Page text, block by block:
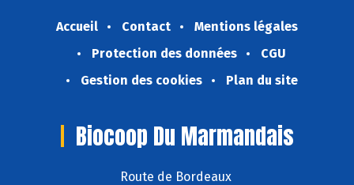
Accueil Contact
Mentions légales
Protection des données
CGU
Gestion des cookies
Plan du site
Biocoop Du Marmandais
Route de Bordeaux